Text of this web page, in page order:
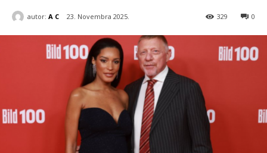
autor: A C 23. Novembra 2025. 0
329